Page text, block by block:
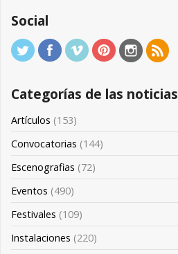
Social
Categorías de las noticias
Artículos (153)
Convocatorias (144)
Escenografias (72)
Eventos (490)
Festivales (109)
Instalaciones (220)